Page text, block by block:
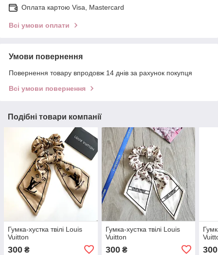
Оплата картою Visa, Mastercard
Всі умови оплати
Умови повернення
Повернення товару впродовж 14 днів за рахунок покупця
Всі умови повернення
Подібні товари компанії
Гумка-хустка твілі Louis
Vuitton
300 ₴
Гумка-хустка твілі Louis
Vuitton
300₴ 300